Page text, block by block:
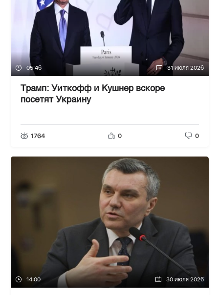
05:46 31 июля 2026
Трамп: Уиткофф и Кушнер вскоре
посетят Украину
1764 0 0
14:00 30 июля 2026